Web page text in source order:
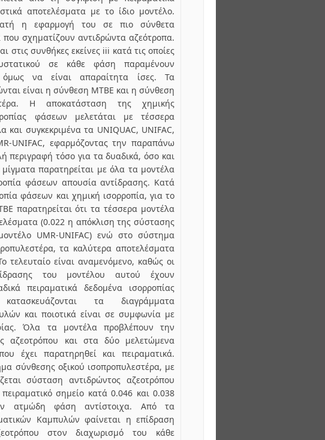
αποτελέσματα με το ίδιο μοντέλο.
η εφαρμογή του σε πιο σύνθετα
σχηματίζουν αντιδρώντα αζεότροπα.
στις συνθήκες εκείνες iii κατά τις οποίες
σε κάθε φάση παραμένουν
όμως να είναι απαραίτητα ίσες. Τα
είναι η σύνθεση ΜΤΒΕ και η σύνθεση
Η αποκατάσταση της χημικής
φάσεων μελετάται με τέσσερα
και συγκεκριμένα τα UNIQUAC, UNIFAC,
UNIFAC, εφαρμόζοντας την παραπάνω
περιγραφή τόσο για τα δυαδικά, όσο και
παρατηρείται με όλα τα μοντέλα
φάσεων απουσία αντίδρασης. Κατά
φάσεων και χημική ισορροπία, για το
παρατηρείται ότι τα τέσσερα μοντέλα
(0.022 η απόκλιση της σύστασης
UMR-UNIFAC) ενώ στο σύστημα
τα καλύτερα αποτελέσματα
τελευταίο είναι αναμενόμενο, καθώς οι
του μοντέλου αυτού έχουν
πειραματικά δεδομένα ισορροπίας
τα διαγράμματα
και ποιοτικά είναι σε συμφωνία με
Όλα τα μοντέλα προβλέπουν την
αζεοτρόπου και στα δύο μελετώμενα
έχει παρατηρηθεί και πειραματικά.
σύνθεσης οξικού ισοπροπυλεστέρα, με
σύσταση αντιδρώντος αζεοτρόπου
σημείο κατά 0.046 και 0.038
ατμώδη φάση αντίστοιχα. Από τα
Καμπυλών φαίνεται η επίδραση
στον διαχωρισμό του κάθε